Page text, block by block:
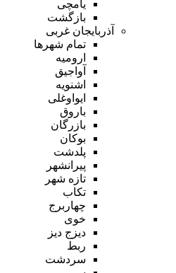
یامچی
بازگشت
آذربایجان غربی
تمام شهر‌ها
ارومیه
آواجیق
اشنویه
ایواوغلی
باروق
بازرگان
بوکان
پلدشت
پیرانشهر
تازه شهر
تکاب
چهاربرج
خوی
دیزج دیز
ربط
سردشت